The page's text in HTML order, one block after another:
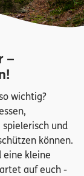
–
wichtig?
und
können.
eine kleine
auf euch -